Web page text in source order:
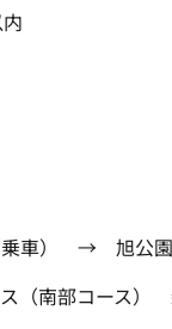
） → 旭公園
（南部コース